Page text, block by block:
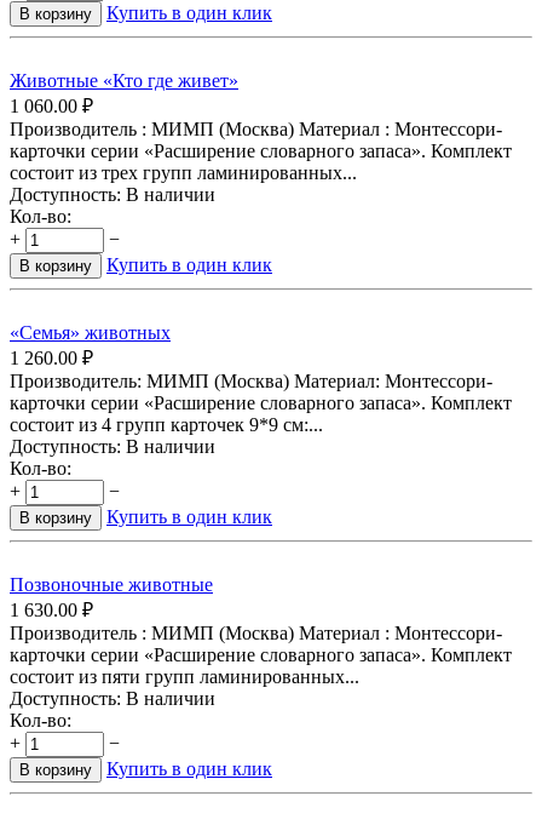
В корзину Купить в один клик
Животные «Кто где живет»
1 060.00 ₽
Производитель : МИМП (Москва) Материал : Монтессори-
карточки серии «Расширение словарного запаса». Комплект
состоит из трех групп ламинированных...
Доступность: В наличии
Кол-во:
+
−
В корзину Купить в один клик
«Семья» животных
1 260.00 ₽
Производитель: МИМП (Москва) Материал: Монтессори-
карточки серии «Расширение словарного запаса». Комплект
состоит из 4 групп карточек 9*9 см:...
Доступность: В наличии
Кол-во:
+
−
В корзину Купить в один клик
Позвоночные животные
1 630.00 ₽
Производитель : МИМП (Москва) Материал : Монтессори-
карточки серии «Расширение словарного запаса». Комплект
состоит из пяти групп ламинированных...
Доступность: В наличии
Кол-во:
+
−
В корзину Купить в один клик